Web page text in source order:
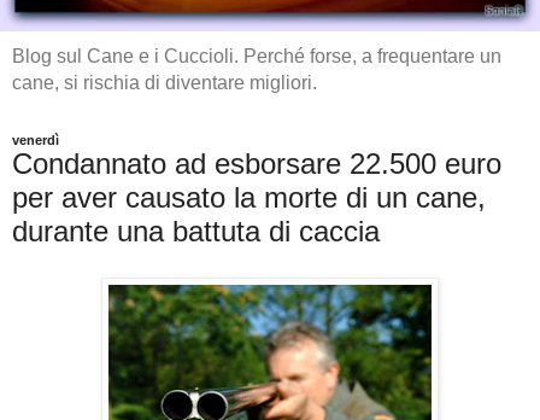
Blog sul Cane e i Cuccioli. Perché forse, a frequentare un
cane, si rischia di diventare migliori.
venerdì
Condannato ad esborsare 22.500 euro
per aver causato la morte di un cane,
durante una battuta di caccia